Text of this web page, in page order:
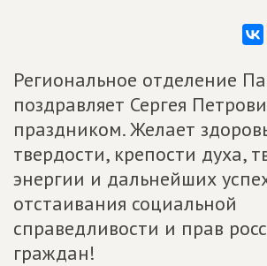
Региональное отделение
поздравляет Сергея
праздником. Желает
твердости, крепости духа,
энергии и дальнейших
отстаивания социальной
справедливости и прав
граждан!